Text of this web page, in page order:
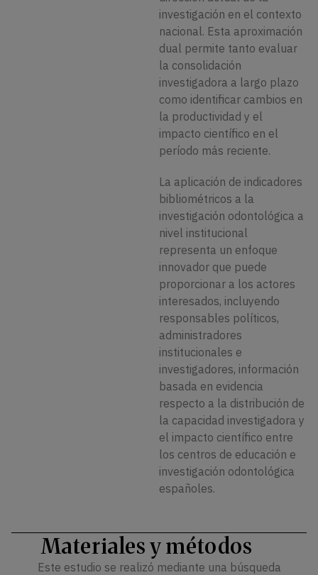
investigación en el contexto
nacional. Esta aproximación
dual permite tanto evaluar
la consolidación
investigadora a largo plazo
como identificar cambios en
la productividad y el
impacto científico en el
período más reciente.
La aplicación de indicadores
bibliométricos a la
investigación odontológica a
nivel institucional
representa un enfoque
innovador que puede
proporcionar a los actores
interesados, incluyendo
responsables políticos,
administradores
institucionales e
investigadores, información
basada en evidencia
respecto a la distribución de
la capacidad investigadora y
el impacto científico entre
los centros de educación e
investigación odontológica
españoles.
Materiales y métodos
Este estudio se realizó mediante una búsqueda